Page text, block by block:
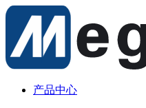
产品中心